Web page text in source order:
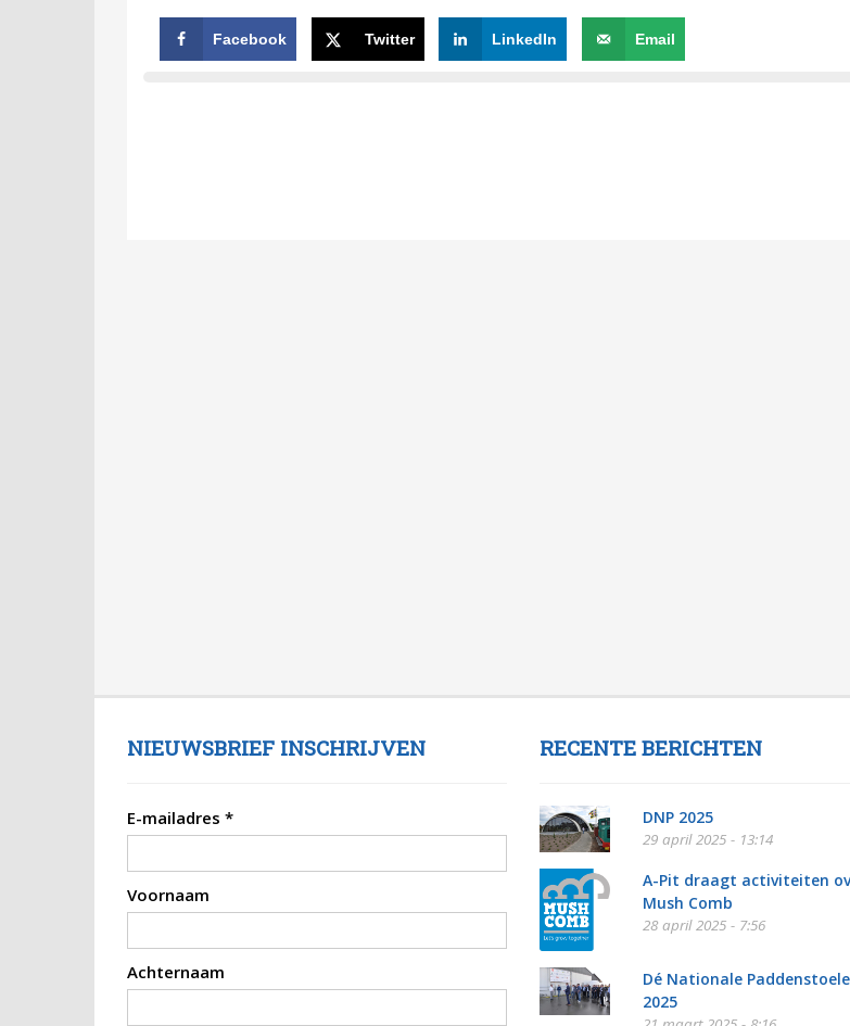
Facebook Twitter LinkedIn Email
NIEUWSBRIEF INSCHRIJVEN
E-mailadres *
Voornaam
Achternaam
RECENTE BERICHTEN
DNP 2025
29 april 2025 - 13:14
A-Pit draagt activiteiten
Mush Comb
28 april 2025 - 7:56
Dé Nationale
2025